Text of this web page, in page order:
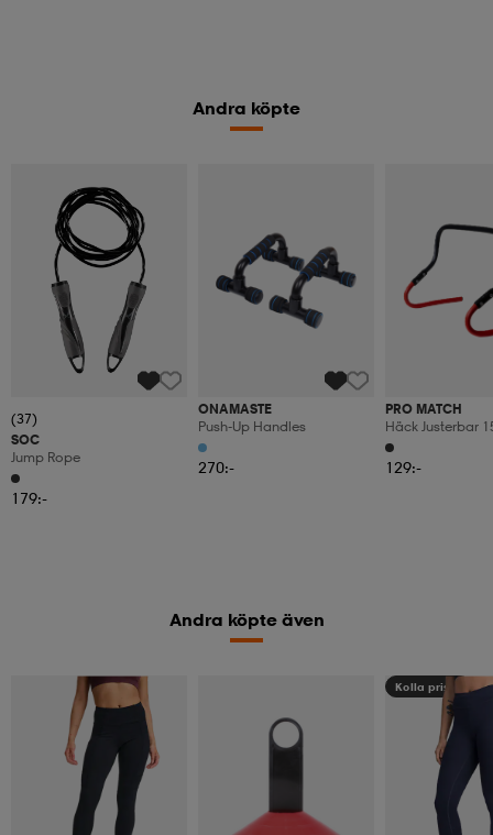
Andra köpte
(37)
SOC
Jump Rope
179:-
ONAMASTE
Push-Up Handles
270:-
PRO MATCH
Häck Justerbar
129:-
Andra köpte även
Kolla priset